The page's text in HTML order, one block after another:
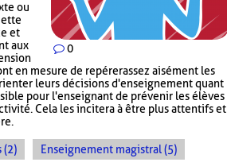
0
ou
et
aux
en mesure de repérer assez aisément les
leurs décisions d'enseignement quant
pour l'enseignant de prévenir les élèves
Cela les incitera à être plus attentifs et
(2) Enseignement magistral (5)